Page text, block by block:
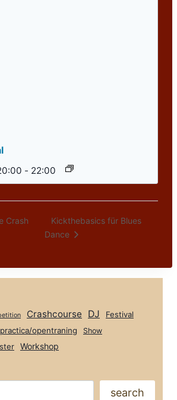
- 22:00
Crash
Kickthebasics für Blues
Dance
Crashcourse DJ Festival
practica/opentraning Show
Workshop
search